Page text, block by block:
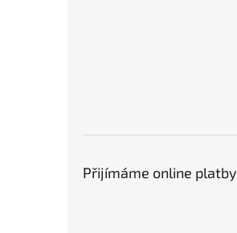
Přijímáme online platby